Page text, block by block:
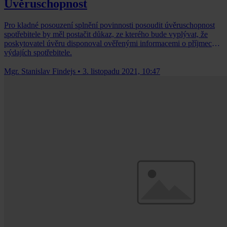
Úvěruschopnost
Pro kladné posouzení splnění povinnosti posoudit úvěruschopnost
spotřebitele by měl postačit důkaz, ze kterého bude vyplývat, že
poskytovatel úvěru disponoval ověřenými informacemi o příjmech a
výdajích spotřebitele.
Mgr. Stanislav Findejs • 3. listopadu 2021, 10:47